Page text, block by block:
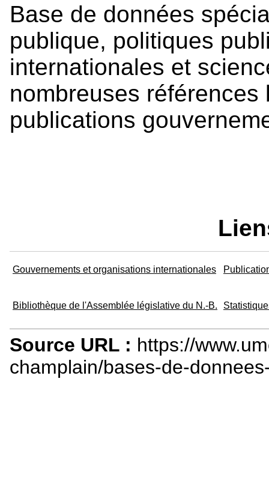
Base de données
publique, politiques
internationales et
nombreuses
publications
Gouvernements et organisations internationales
Bibliothèque de l'Assemblée législative du N.-B.
Source URL : https://
champlain/bases-de-